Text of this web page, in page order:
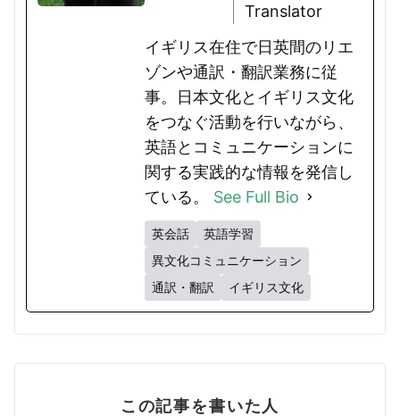
Translator
イギリス在住で日英間のリエ
ゾンや通訳・翻訳業務に従
事。日本文化とイギリス文化
をつなぐ活動を行いながら、
英語とコミュニケーションに
関する実践的な情報を発信し
ている。 See Full Bio
英会話
英語学習
異文化コミュニケーション
通訳・翻訳
イギリス文化
この記事を書いた人